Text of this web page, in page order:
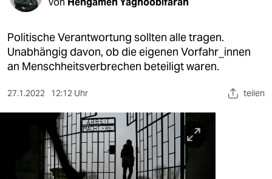
berlin
Politische Verantwortung sollten alle tragen.
Unabhängig davon, ob die eigenen Vorfahr_innen
an Menschheitsverbrechen beteiligt waren.
27.1.2022 12:12 Uhr teilen